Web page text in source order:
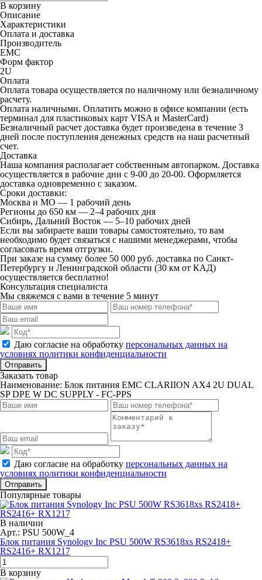
В корзину
Описание
Характеристики
Оплата и доставка
Производитель
EMC
Форм фактор
2U
Оплата
Оплата товара осуществляется по наличному или безналичному
расчету.
Оплата наличными. Оплатить можно в офисе компании (есть
терминал для пластиковых карт VISA и MasterCard)
Безналичный расчет доставка будет произведена в течение 3
дней после поступления денежных средств на наш расчетный
счет.
Доставка
Наша компания располагает собственным автопарком. Доставка
осуществляется в рабочие дни с 9-00 до 20-00. Оформляется
доставка одновременно с заказом.
Сроки доставки:
Москва и МО — 1 рабочий день
Регионы до 650 км — 2–4 рабочих дня
Сибирь, Дальний Восток — 5–10 рабочих дней
Если вы забираете ваши товары самостоятельно, то вам
необходимо будет связаться с нашими менеджерами, чтобы
согласовать время отгрузки.
При заказе на сумму более 50 000 руб. доставка по Санкт-
Петербургу и Ленинградской области (30 км от КАД)
осуществляется бесплатно!
Консультация специалиста
Мы свяжемся с вами в течение 5 минут
Даю согласие на обработку персональных данных на
условиях политики конфиденциальности
Отправить
Заказать товар
Наименование: Блок питания EMC CLARIION AX4 2U DUAL
SP DPE W DC SUPPLY - FC-PPS
Даю согласие на обработку персональных данных на
условиях политики конфиденциальности
Отправить
Популярные товары
В наличии
Арт.: PSU 500W_4
Блок питания Synology Inc PSU 500W RS3618xs RS2418+
RS2416+ RX1217
В корзину